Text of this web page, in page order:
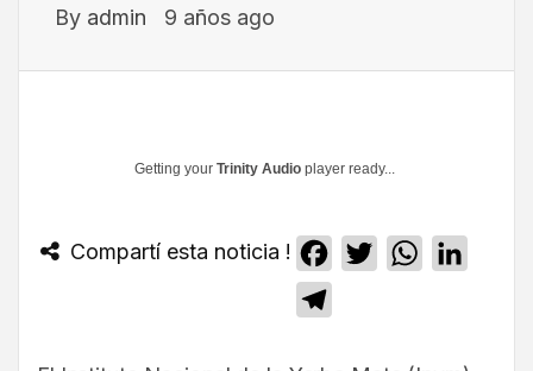
By admin 9 años ago
Getting your Trinity Audio player ready...
Compartí esta noticia ! Facebook
TwitterWhatsApp